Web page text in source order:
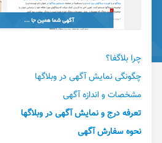
گزارش تخلف
تماس با ما
چرا بلاگفا؟
چگونگی نمایش آگهی در وبلاگها
مشخصات و اندازه آگهی
تعرفه درج و نمایش آگهی در وبلاگها
نحوه سفارش آگهی